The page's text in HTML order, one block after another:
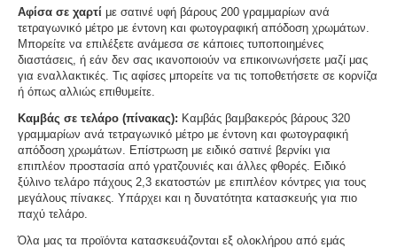
Αφίσα σε χαρτί με σατινέ υφή βάρους 200 γραμμαρίων ανά
τετραγωνικό μέτρο με έντονη και φωτογραφική απόδοση χρωμάτων.
Μπορείτε να επιλέξετε ανάμεσα σε κάποιες τυποποιημένες
διαστάσεις, ή εάν δεν σας ικανοποιούν να επικοινωνήσετε μαζί μας
για εναλλακτικές. Τις αφίσες μπορείτε να τις τοποθετήσετε σε κορνίζα
ή όπως αλλιώς επιθυμείτε.
Καμβάς σε τελάρο (πίνακας): Καμβάς βαμβακερός βάρους 320
γραμμαρίων ανά τετραγωνικό μέτρο με έντονη και φωτογραφική
απόδοση χρωμάτων. Επίστρωση με ειδικό σατινέ βερνίκι για
επιπλέον προστασία από γρατζουνιές και άλλες φθορές. Ειδικό
ξύλινο τελάρο πάχους 2,3 εκατοστών με επιπλέον κόντρες για τους
μεγάλους πίνακες. Υπάρχει και η δυνατότητα κατασκευής για πιο
παχύ τελάρο.
Όλα μας τα προϊόντα κατασκευάζονται εξ ολοκλήρου από εμάς